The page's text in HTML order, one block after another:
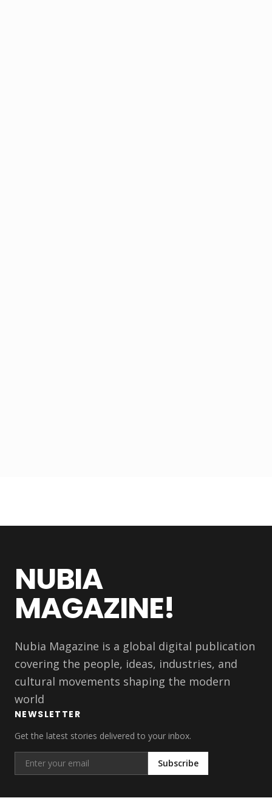
NUBIA
MAGAZINE!
Nubia Magazine is a global digital publication
covering the people, ideas, industries, and
cultural movements shaping the modern
world
NEWSLETTER
Get the latest stories delivered to your inbox.
Subscribe